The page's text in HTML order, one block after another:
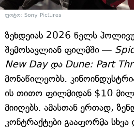
ფოტო: Sony Pictures
ზენდეიას 2026 წელს
შემოსავლიან ფილმში —
New Day და Dune: Part
მონაწილეობს.
ის თითო ფილმიდან $10
მიიღებს. ამასთან ერთად,
კონტრაქტები გააფორმა